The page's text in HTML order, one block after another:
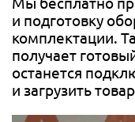
и подготовку
комплектации.
получает
останется
и загрузить